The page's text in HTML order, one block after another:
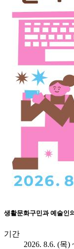
생활문화구민과 예술인
기간
2026. 8.6. (목)